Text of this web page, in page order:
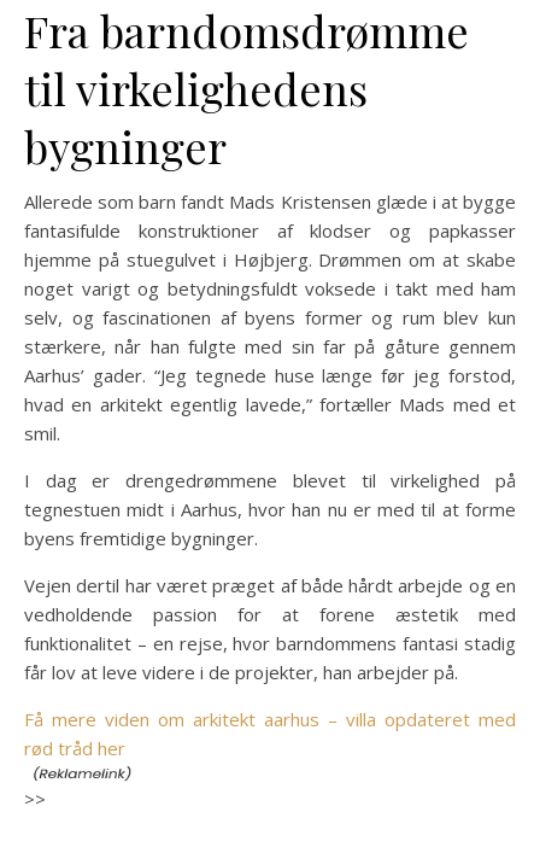
Fra barndomsdrømme
til virkelighedens
bygninger
Allerede som barn fandt Mads Kristensen glæde i at bygge
fantasifulde konstruktioner af klodser og papkasser
hjemme på stuegulvet i Højbjerg. Drømmen om at skabe
noget varigt og betydningsfuldt voksede i takt med ham
selv, og fascinationen af byens former og rum blev kun
stærkere, når han fulgte med sin far på gåture gennem
Aarhus’ gader. “Jeg tegnede huse længe før jeg forstod,
hvad en arkitekt egentlig lavede,” fortæller Mads med et
smil.
I dag er drengedrømmene blevet til virkelighed på
tegnestuen midt i Aarhus, hvor han nu er med til at forme
byens fremtidige bygninger.
Vejen dertil har været præget af både hårdt arbejde og en
vedholdende passion for at forene æstetik med
funktionalitet – en rejse, hvor barndommens fantasi stadig
får lov at leve videre i de projekter, han arbejder på.
Få mere viden om arkitekt aarhus – villa opdateret med
rød tråd her
>>